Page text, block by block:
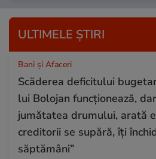
ULTIMELE ȘTIRI
Bani și Afaceri
Scăderea deficitului
lui Bolojan funcționează,
jumătatea drumului, arată
creditorii se supără, îți
săptămâni”